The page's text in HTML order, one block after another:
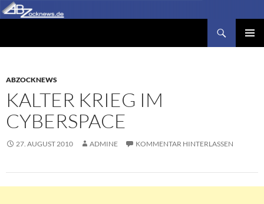
Zum
Inhalt
ABZOCKNEWS
KALTER KRIEG IM
CYBERSPACE
27. AUGUST 2010 ADMINE KOMMENTAR HINTERLASSEN